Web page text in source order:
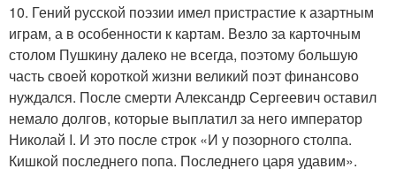
10. Гений русской поэзии имел пристрастие к азартным
играм, а в особенности к картам. Везло за карточным
столом Пушкину далеко не всегда, поэтому большую
часть своей короткой жизни великий поэт финансово
нуждался. После смерти Александр Сергеевич оставил
немало долгов, которые выплатил за него император
Николай I. И это после строк «И у позорного столпа.
Кишкой последнего попа. Последнего царя удавим».